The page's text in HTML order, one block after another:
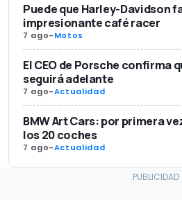
Puede que Harley-Davidson
impresionante café racer
7 ago-Motos
El CEO de Porsche confirma
seguirá adelante
7 ago-Actualidad
BMW Art Cars: por primera
los 20 coches
7 ago-Actualidad